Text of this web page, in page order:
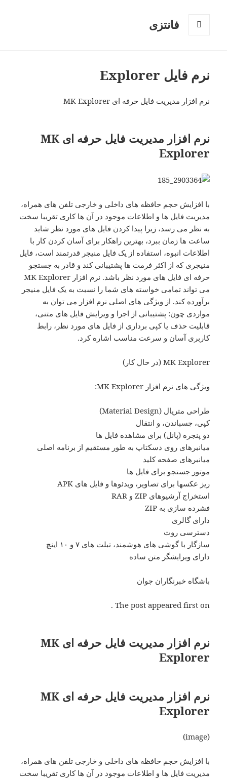
فانتزی
نرم فایل Explorer
نرم افزار مدیریت فایل حرفه ای MK Explorer
نرم افزار مدیریت فایل حرفه ای MK
Explorer
با افزایش حجم حافظه های داخلی و خارجی تلفن های همراه،
مدیریت فایل ها و اطلاعات موجود در آن ها کاری تقریبا سخت
به نظر می رسد، زیرا پیدا کردن فایل های مورد نظر شاید
ساعت ها زمان ببرد، بهترین راهکار برای آسان کردن کار با
اطلاعات انبوه، استفاده از یک فایل منیجر قدرتمند است، فایل
منیجری که از اکثر فرمت ها پشتیبانی کند و قادر به جستجو
حرفه ای فایل های مورد نظر باشد. نرم افزار MK Explorer
می تواند تمامی خواسته های شما را نسبت به یک فایل منیجر
برآورده کند. از ویژگی های اصلی نرم افزار می توان به
مواردی چون: پشتیبانی از اجرا و ویرایش فایل های متنی،
قابلیت حذف یا کپی برداری از فایل های مورد نظر، رابط
کاربری آسان و سرعت مناسب اشاره کرد.
MK Explorer (در حال کار)
ویژگی های نرم افزار MK Explorer:
طراحی متریال (Material Design)
کپی، چسباندن، و انتقال
دو پنجره (پانل) برای مشاهده فایل ها
میانبرهای روی دسکتاپ به طور مستقیم از برنامه اصلی
میانبرهای صفحه کلید
موتور جستجو برای فایل ها
ریز عکسها برای تصاویر، ویدئوها و فایل های APK
استخراج آرشیوهای ZIP و RAR
فشرده سازی به ZIP
دارای گالری
دسترسی روت
سازگار با گوشی های هوشمند، تبلت های ۷ و ۱۰ اینچ
دارای ویرایشگر متن ساده
باشگاه خبرنگاران جوان
The post appeared first on .
نرم افزار مدیریت فایل حرفه ای MK
Explorer
نرم افزار مدیریت فایل حرفه ای MK
Explorer
(image)
با افزایش حجم حافظه های داخلی و خارجی تلفن های همراه،
مدیریت فایل ها و اطلاعات موجود در آن ها کاری تقریبا سخت